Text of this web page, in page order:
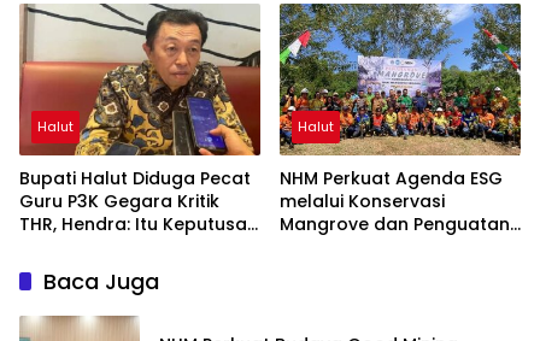
Halut
Bupati Halut Diduga Pecat
Guru P3K Gegara Kritik
THR, Hendra: Itu Keputusan
Halut
NHM Perkuat Agenda ESG
melalui Konservasi
Mangrove dan Penguatan
Baca Juga